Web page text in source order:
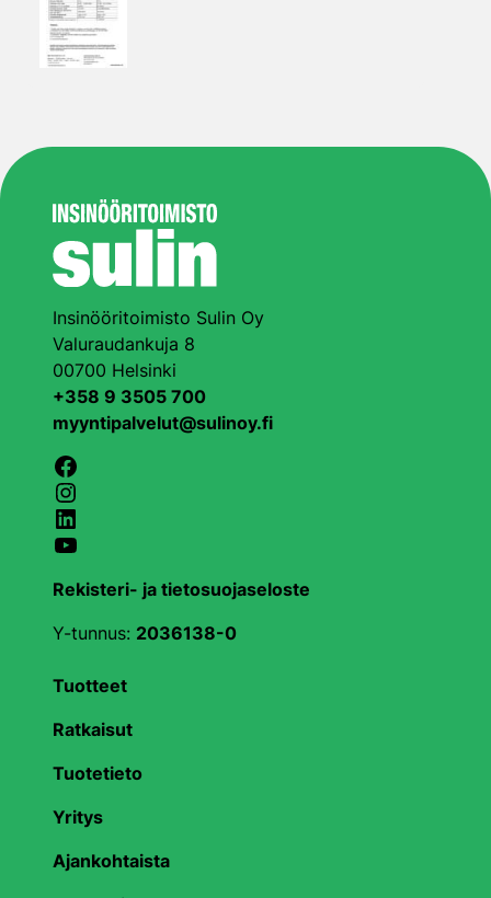
Insinööritoimisto Sulin Oy
Valuraudankuja 8
00700 Helsinki
+358 9 3505 700
myyntipalvelut@sulinoy.fi
Facebook
Instagram
LinkedIn
YouTube
Rekisteri- ja tietosuojaseloste
Y-tunnus: 2036138-0
Tuotteet
Ratkaisut
Tuotetieto
Yritys
Ajankohtaista